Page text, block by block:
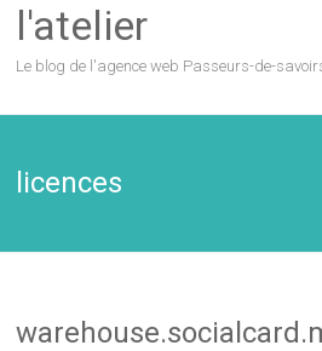
l'atelier
Le blog de l'agence web Passeurs-de-
licences